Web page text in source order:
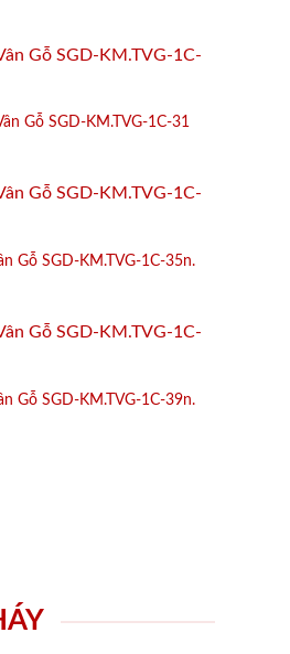
Gỗ SGD-KM.TVG-1C-31
Gỗ SGD-KM.TVG-1C-35n.
Gỗ SGD-KM.TVG-1C-39n.